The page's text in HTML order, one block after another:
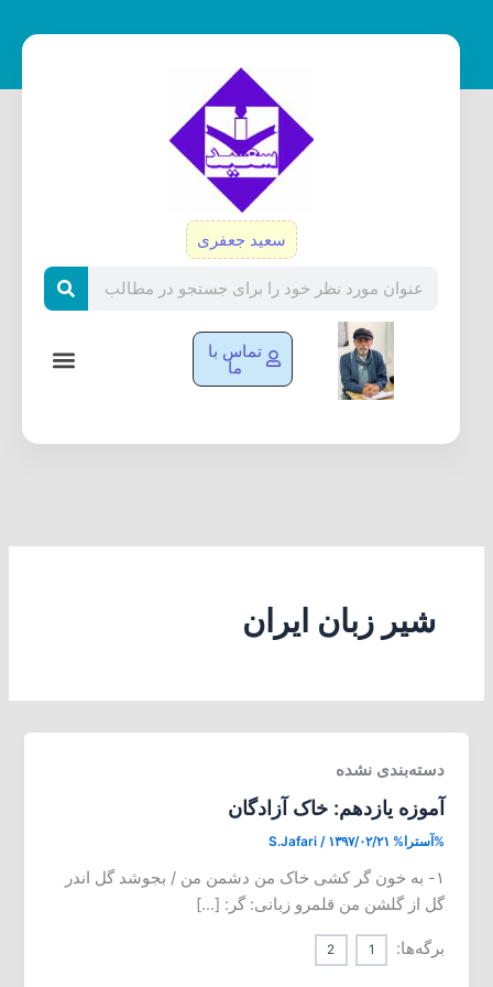
سعید جعفری
تماس با
ما
شیر زبان ایران
دسته‌بندی نشده
آموزه یازدهم: خاک آزادگان
%آسترا% S.Jafari / ۱۳۹۷/۰۲/۲۱
۱- به خون گر کشی خاک من دشمن من / بجوشد گل اندر
گل از گلشن من قلمرو زبانی: گر: […]
برگه‌ها: 1
2